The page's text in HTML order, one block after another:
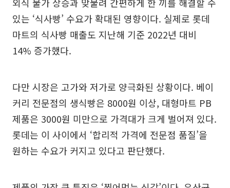
있는 ‘식사빵’ 수요가 확대된 영향이다. 실제로 롯데
마트의 식사빵 매출도 지난해 기준 2022년 대비
14% 증가했다.
다만 시장은 고가와 저가로 양극화된 상황이다. 베이
커리 전문점의 생식빵은 8000원 이상, 대형마트 PB
제품은 3000원 미만으로 가격대가 크게 벌어져 있다.
롯데는 이 사이에서 ‘합리적 가격에 전문점 품질’을
원하는 수요가 커지고 있다고 판단했다.